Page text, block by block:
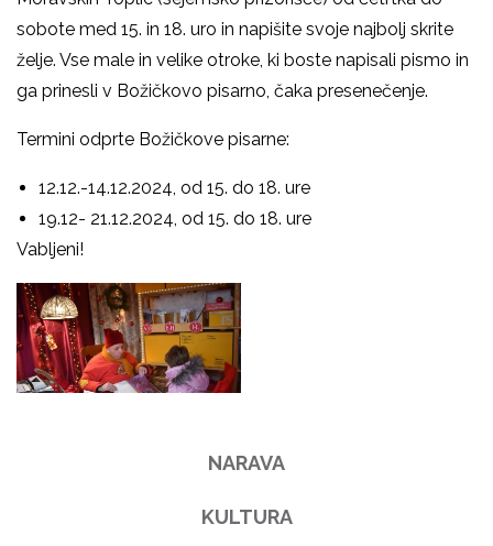
sobote med 15. in 18. uro in napišite svoje najbolj skrite
želje. Vse male in velike otroke, ki boste napisali pismo in
ga prinesli v Božičkovo pisarno, čaka presenečenje.
Termini odprte Božičkove pisarne:
12.12.-14.12.2024, od 15. do 18. ure
19.12- 21.12.2024, od 15. do 18. ure
Vabljeni!
NARAVA
KULTURA